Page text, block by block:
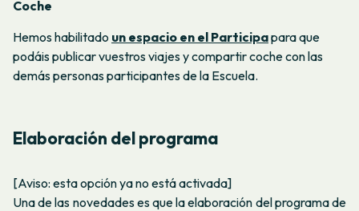
Coche
Hemos habilitado un espacio en el Participapara que
podáis publicar vuestros viajes y compartir coche con las
demás personas participantes de la Escuela.
Elaboración del programa
[Aviso: esta opción ya no está activada]
Una de las novedades es quela elaboración del programa de